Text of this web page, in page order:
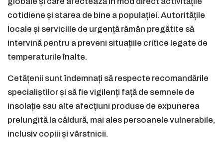
cotidiene și starea de bine a populației. Autoritățile
locale și serviciile de urgență rămân pregătite să
intervină pentru a preveni situațiile critice legate de
temperaturile înalte.
Cetățenii sunt îndemnați să respecte recomandările
specialiștilor și să fie vigilenți față de semnele de
insolație sau alte afecțiuni produse de expunerea
prelungită la căldură, mai ales persoanele vulnerabile,
inclusiv copiii și vârstnicii.